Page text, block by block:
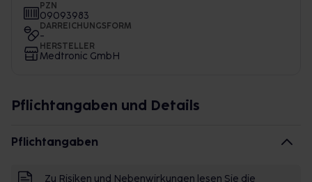
PZN
09093983
DARREICHUNGSFORM
-
HERSTELLER
Medtronic GmbH
Pflichtangaben und Details
Pflichtangaben
Zu Risiken und Nebenwirkungen lesen Sie die